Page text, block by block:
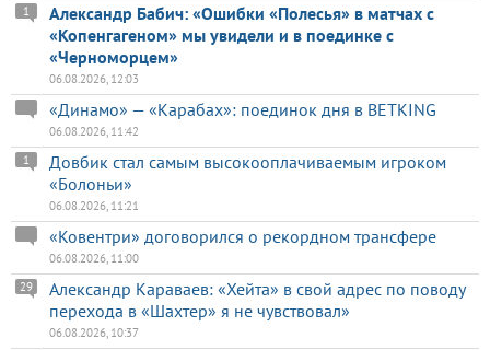
Александр Бабич: «Ошибки «Полесья» в матчах с
«Копенгагеном» мы увидели и в поединке с
«Черноморцем»
1
06.08.2026, 12:03
«Динамо» — «Карабах»: поединок дня в BETKING
06.08.2026, 11:42
Довбик стал самым высокооплачиваемым игроком
«Болоньи»
1
06.08.2026, 11:21
«Ковентри» договорился о рекордном трансфере
06.08.2026, 11:00
Александр Караваев: «Хейта» в свой адрес по поводу
перехода в «Шахтер» я не чувствовал»
29
06.08.2026, 10:37